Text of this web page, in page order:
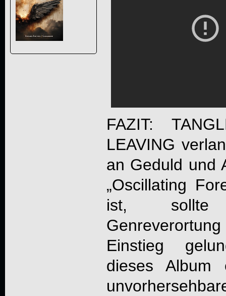
FAZIT:
LEAVING
an Geduld und
„Oscillating
ist, sollte
Einstieg
dieses Album